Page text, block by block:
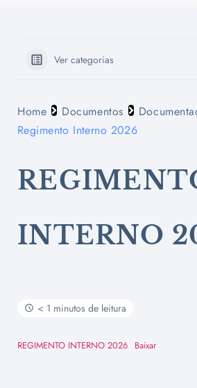
Ver categorias
Home Documentos
Regimento Interno 2026
INTERNO
< 1 minutos de leitura
REGIMENTO INTERNO 2026 Baixar